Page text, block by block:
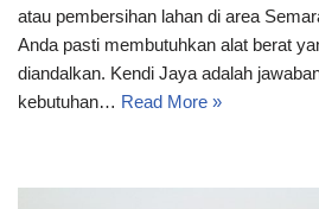
atau pembersihan lahan di area
Anda pasti membutuhkan alat berat
diandalkan. Kendi Jaya adalah
kebutuhan… Read More »